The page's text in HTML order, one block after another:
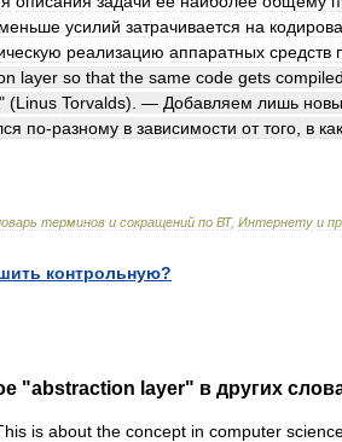
меньше усилий затрачивается на
реализацию аппаратных средств
layer so that the same code gets compiled
" (Linus Torvalds). — Добавляем лишь
по-разному в зависимости от того в
терминов и сокращений по ВТ, Интернету и
контрольную?
"abstraction layer" в других
is about the concept in computer